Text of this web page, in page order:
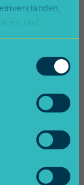
(z. B.
Gesetz